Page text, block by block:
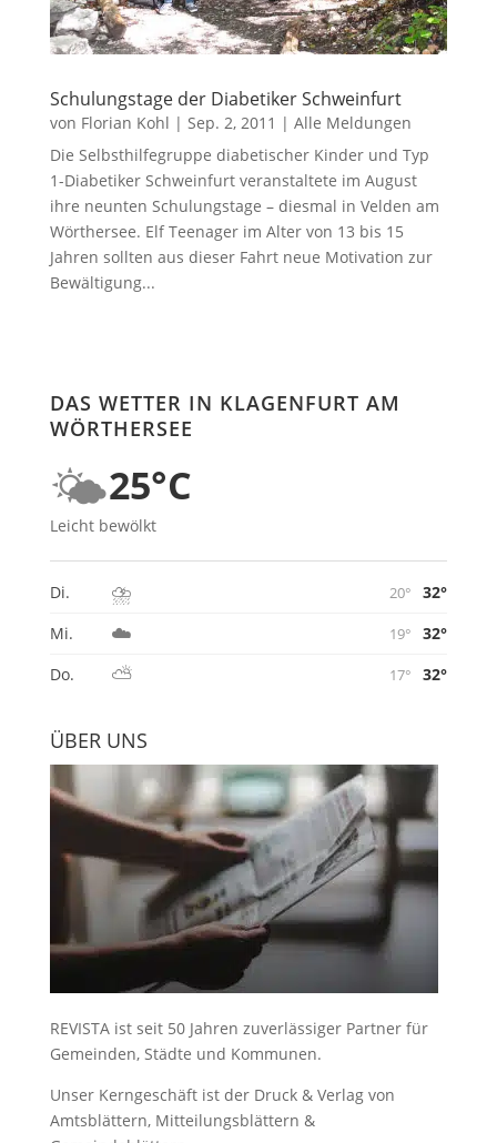
Schulungstage der Diabetiker Schweinfurt
von Florian Kohl | Sep. 2, 2011 | Alle Meldungen
Die Selbsthilfegruppe diabetischer Kinder und Typ
1-Diabetiker Schweinfurt veranstaltete im August
ihre neunten Schulungstage – diesmal in Velden am
Wörthersee. Elf Teenager im Alter von 13 bis 15
Jahren sollten aus dieser Fahrt neue Motivation zur
Bewältigung...
DAS WETTER IN KLAGENFURT AM
WÖRTHERSEE
🌤️25°C
Leicht bewölkt
Di. ⛈️ 20°
32°
Mi.
☁️ 19°
32°
Do.
⛅ 17° 32°
ÜBER UNS
REVISTA ist seit 50 Jahren zuverlässiger Partner für
Gemeinden, Städte und Kommunen.
Unser Kerngeschäft ist der Druck & Verlag von
Amtsblättern, Mitteilungsblättern &